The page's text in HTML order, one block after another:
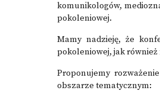
komunikologów,
pokoleniowej.
Mamy nadzieję, że
pokoleniowej, jak również
Proponujemy
obszarze tematycznym: